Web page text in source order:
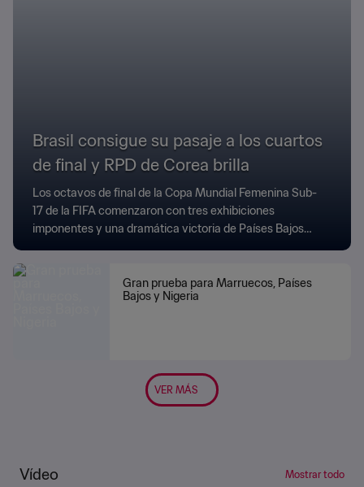
Brasil consigue su pasaje a los cuartos
de final y RPD de Corea brilla
Los octavos de final de la Copa Mundial Femenina Sub-
17 de la FIFA comenzaron con tres exhibiciones
imponentes y una dramática victoria de Países Bajos
Gran prueba para Marruecos, Países
Bajos y Nigeria
VER MÁS
Vídeo Mostrar todo